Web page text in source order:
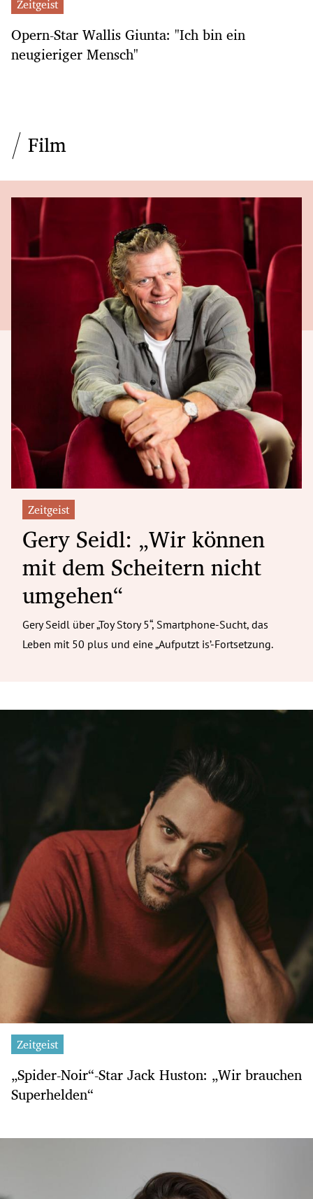
Zeitgeist
Opern-Star Wallis Giunta: "Ich bin ein
neugieriger Mensch"
Film
Zeitgeist
Gery Seidl: „Wir können
mit dem Scheitern nicht
umgehen“
Gery Seidl über „Toy Story 5“, Smartphone-Sucht, das
Leben mit 50 plus und eine „Aufputzt is’-Fortsetzung.
Zeitgeist
„Spider-Noir“-Star Jack Huston: „Wir brauchen
Superhelden“